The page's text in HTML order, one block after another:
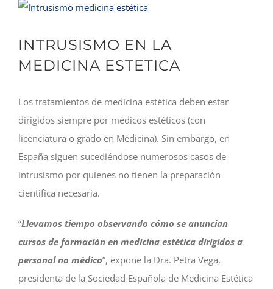
Ver
más
grande
INTRUSISMO EN LA
MEDICINA ESTETICA
Los tratamientos de medicina estética deben estar
dirigidos siempre por médicos estéticos (con
licenciatura o grado en Medicina). Sin embargo, en
España siguen sucediéndose numerosos casos de
intrusismo por quienes no tienen la preparación
científica necesaria.
“Llevamos tiempo observando cómo se anuncian
cursos de formación en medicina estética dirigidos a
personal no médico”, expone la Dra. Petra Vega,
presidenta de la Sociedad Española de Medicina Estética